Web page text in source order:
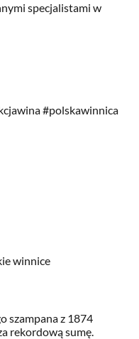
specjalistami w
#polskawinnica
winnice
szampana z 1874
rekordową sumę.